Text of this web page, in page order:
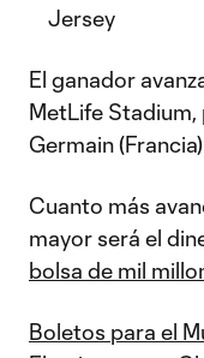
Jersey
El ganador
MetLife Stadium,
Germain
Cuanto más
mayor será el
bolsa de mil
Boletos para el